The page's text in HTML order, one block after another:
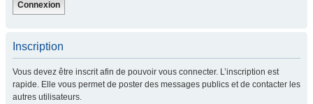
Inscription
Vous devez être inscrit afin de pouvoir vous connecter. L’inscription est
rapide. Elle vous permet de poster des messages publics et de contacter les
autres utilisateurs.